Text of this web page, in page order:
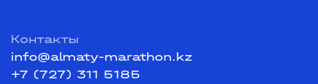
Контакты
info@almaty-marathon.kz
+7 (727) 311 5185